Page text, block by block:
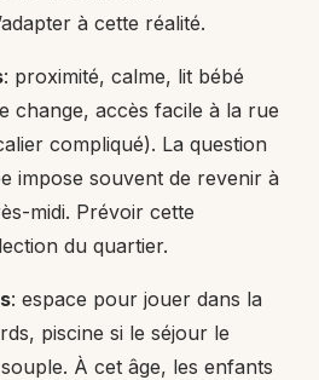
à cette réalité.
: proximité, calme, lit bébé
change, accès facile à la rue
compliqué). La question
impose souvent de revenir à
midi. Prévoir cette
du quartier.
: espace pour jouer dans la
piscine si le séjour le
À cet âge, les enfants